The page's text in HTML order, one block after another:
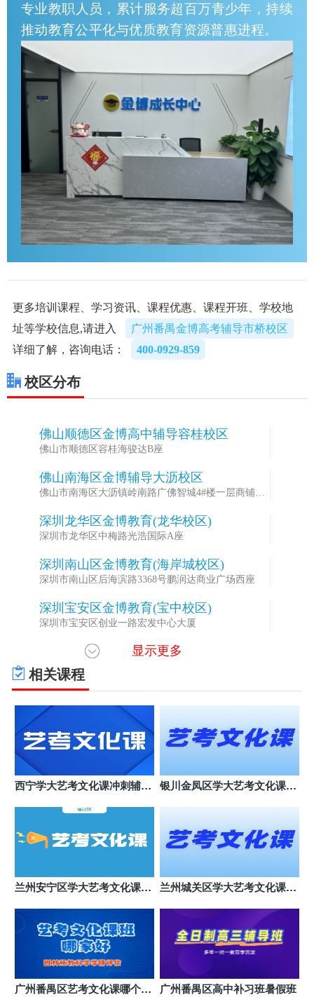
专业教职人员，累计服务超百万青少年，持续
推动教育公平化与优质教育资源普惠进程。
更多培训课程、学习资讯、课程优惠、课程开班、学校地
址等学校信息,请进入
广州番禺金博高考辅导市桥校区
详细了解，咨询电话：
400-0929-859
校区分布
佛山顺德区金博高中辅导容桂校区
佛山市顺德区容桂海骏达B座
佛山南海区金博辅导大沥校区
佛山市南海区大沥镇岭南路广佛智城4#楼一层商铺。8
深圳龙华区金博教育(龙华校区)
深圳市龙华区中梅路光浩国际A座
深圳南山区金博教育(海岸城校区)
深圳市南山区后海滨路3368号鹏润达商业广场西座
深圳宝安区金博教育(宝中校区)
深圳市宝安区创业一路宏发中心大厦
深圳龙岗区金博教育(龙岗校区)
深圳市龙岗区龙翔大道万科大厦
广州黄埔区金博辅导(香雪校区)
广州市黄埔区科学城开创大道荔红二路10号飞晟汇B
广州白云区金博辅导(京溪校区)
广州市白云区白灰场路1号京隆大厦
9 广州荔湾区金博辅导(广雅校区)
广州市黄埔区大沙地东319号(大沙东地铁站A口步行
东莞市东城区时尚电器（东城中路店）
东莞虎门镇金博中高考辅导(虎门万达校
区)
东莞市虎门镇博涌社区连升北路288号新虎威大厦
东莞东城区金博中高考辅导(东城校区)
东莞市东城石井众湟财富大厦
显示更多
相关课程
西宁学大艺考文化课冲刺辅导
银川金凤区学大艺考文化课机
兰州安宁区学大艺考文化课培
兰州城关区学大艺考文化课班
广州番禺区艺考文化课哪个机 广州番禺区高中补习班暑假班